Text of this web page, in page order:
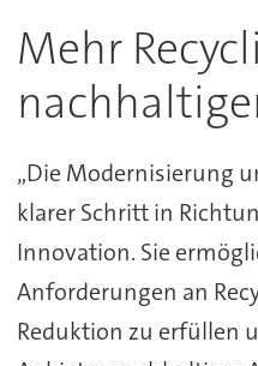
Mehr
„Die Modernisierung
klarer Schritt in
Innovation. Sie
Anforderungen an
Reduktion zu erfüllen